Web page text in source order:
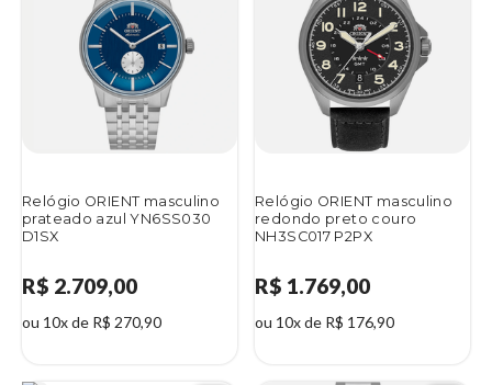
Relógio ORIENT masculino
prateado azul YN6SS030
D1SX
R$ 2.709,00
ou 10x de R$ 270,90
Relógio ORIENT masculino
redondo preto couro
NH3SC017 P2PX
R$ 1.769,00
ou 10x de R$ 176,90